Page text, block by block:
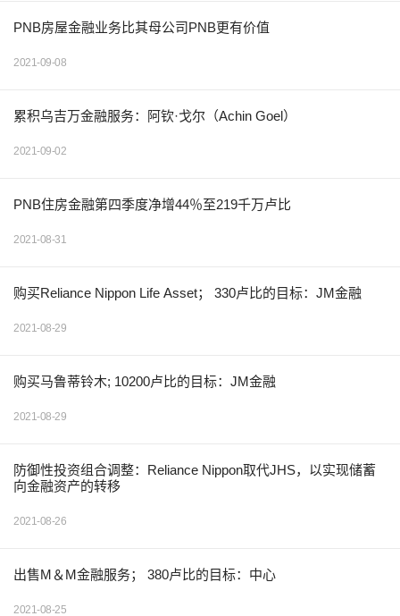
PNB房屋金融业务比其母公司PNB更有价值
2021-09-08
累积乌吉万金融服务：阿钦·戈尔（Achin Goel）
2021-09-02
PNB住房金融第四季度净增44％至219千万卢比
2021-08-31
购买Reliance Nippon Life Asset； 330卢比的目标：JM金融
2021-08-29
购买马鲁蒂铃木; 10200卢比的目标：JM金融
2021-08-29
防御性投资组合调整：Reliance Nippon取代JHS，以实现储蓄
向金融资产的转移
2021-08-26
出售M＆M金融服务； 380卢比的目标：中心
2021-08-25